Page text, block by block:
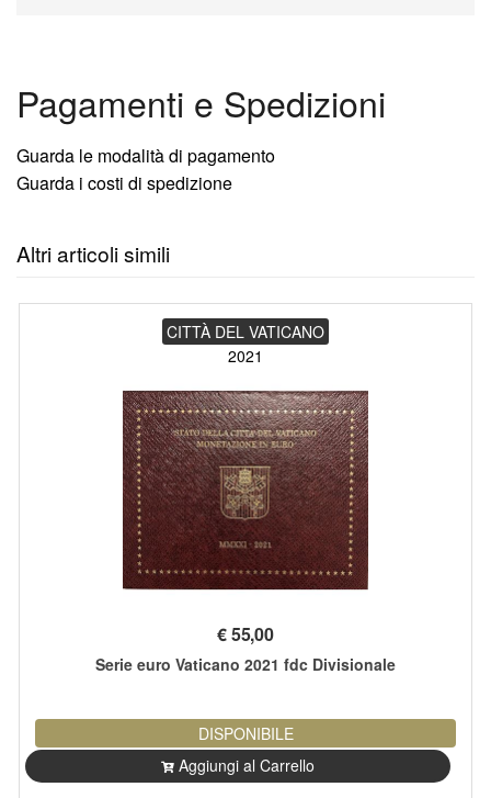
Pagamenti e Spedizioni
Guarda le modalità di pagamento
Guarda i costi di spedizione
Altri articoli simili
CITTÀ DEL VATICANO
2021
€55,00
Serie euro Vaticano 2021 fdc Divisionale
DISPONIBILE
Aggiungi al Carrello